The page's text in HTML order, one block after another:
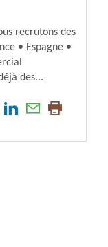
recrutons des
• Espagne •
des...